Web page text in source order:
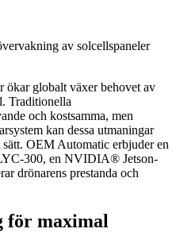
ökar globalt växer behovet av
Traditionella
och kostsamma, men
kan dessa utmaningar
OEM Automatic erbjuder en
300, en NVIDIA® Jetson-
drönarens prestanda och
för maximal